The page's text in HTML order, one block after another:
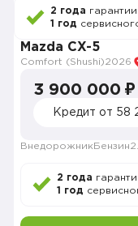
2 года
1 год
Mazda CX-5
Comfort (Shushi)2026
3 900 000 ₽
Кредит от 58
Внедорожник Бензин
2 года
1 год